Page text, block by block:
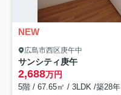
NEW
広島市西区庚午中
サンシティ庚午
2,688万円
5階 / 67.65㎡ / 3LDK /築28年